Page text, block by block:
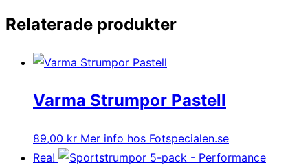
Relaterade produkter
Varma Strumpor Pastell
89,00 kr Mer info hos Fotspecialen.se
Rea!